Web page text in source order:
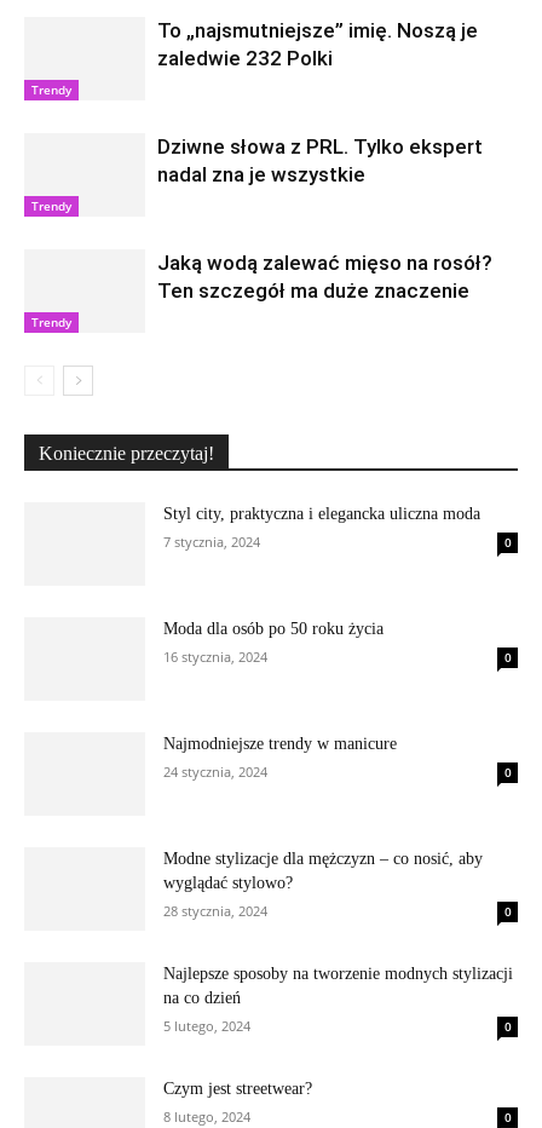
Trendy
To „najsmutniejsze” imię. Noszą je
zaledwie 232 Polki
Trendy
Dziwne słowa z PRL. Tylko ekspert
nadal zna je wszystkie
Trendy
Jaką wodą zalewać mięso na rosół?
Ten szczegół ma duże znaczenie
Koniecznie przeczytaj!
Styl city, praktyczna i elegancka uliczna moda
7 stycznia, 2024
0
Moda dla osób po 50 roku życia
16 stycznia, 2024
0
Najmodniejsze trendy w manicure
24 stycznia, 2024
0
Modne stylizacje dla mężczyzn – co nosić, aby
wyglądać stylowo?
28 stycznia, 2024
0
Najlepsze sposoby na tworzenie modnych stylizacji
na co dzień
5 lutego, 2024
0
Czym jest streetwear?
8 lutego, 2024
0